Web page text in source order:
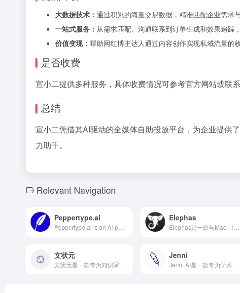
大数据技术： 通过积累的海量交易数据，精准匹配企业需求
一站式服务： 从需求匹配、沟通联系到订单生成和效果追踪
价值变现： 帮助网红博主达人通过内容创作实现私域流量的
是否收费
宣小二提供多种服务，具体收费情况可参考官方网站或联系
总结
宣小二凭借其AI驱动的全媒体自助投放平台，为企业提供
力助手。
Relevant Navigation
Peppertype.ai Elephas
文状元 Jenni
Jenni AI是一款专为学术研究人员设计的AI写作工具，提供自动补全、内文引用、重写改写等功能，旨在提升写作效率和质量。